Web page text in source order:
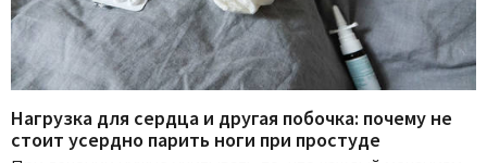
Нагрузка для сердца и другая побочка: почему не
стоит усердно парить ноги при простуде